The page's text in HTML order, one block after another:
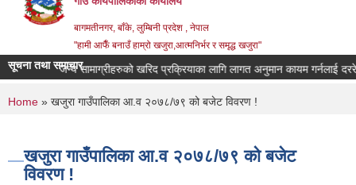
बागमतीनगर, बाँके, लुम्बिनी प्रदेश , नेपाल
"हामी आफैँ बनाउँ हाम्रो खजुरा,आत्मनिर्भर र समृद्ध खजुरा"
सूचना तथा समाचार
औषधिजन्य सामाग्रीहरुको खरिद प्रक्रियाका लागि लागत अनुमान कायम गर्नलाई
You are here
Home » खजुरा गाउँपालिका आ.व २०७८/७९ को बजेट विवरण !
खजुरा गाउँपालिका आ.व २०७८/७९ को बजेट
विवरण !